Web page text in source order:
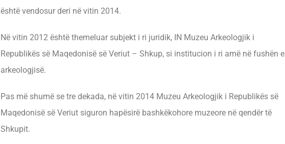
është vendosur deri në vitin 2014.
Në vitin 2012 është themeluar subjekt i ri juridik, IN Muzeu Arkeologjik i
Republikës së Maqedonisë së Veriut – Shkup, si institucion i ri amë në fushën e
arkeologjisë.
Pas më shumë se tre dekada, në vitin 2014 Muzeu Arkeologjik i Republikës së
Maqedonisë së Veriut siguron hapësirë bashkëkohore muzeore në qendër të
Shkupit.